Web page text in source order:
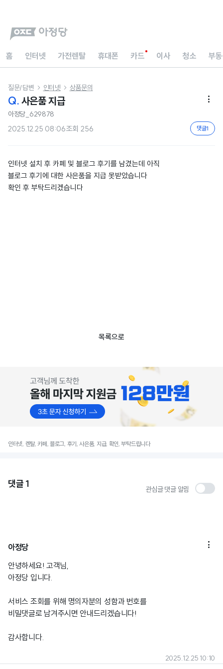
홈 인터넷 가전렌탈 휴대폰 카드 이사 청소 부
질문/답변  인터넷  상품문의
Q. 사은품 지급 
아정당_629878
2025.12.25 08:06조회 256 댓글1
인터넷 설치 후 카폐 및 블로그 후기를 남겼는데 아직
블로그 후기에 대한 사은품을 지급 못받았습니다
확인 후 부탁드리겠습니다
목록으로
인터넷, 렌탈, 카페, 블로그, 후기, 사은품, 지급, 확인, 부탁드립니다
댓글 1 관심글 댓글 알림
아정당 
안녕하세요! 고객님,
아정당 입니다.
서비스 조회를 위해 명의자분의 성함과 번호를
비밀댓글로 남겨주시면 안내드리겠습니다!
감사합니다.
2025.12.25 10:10